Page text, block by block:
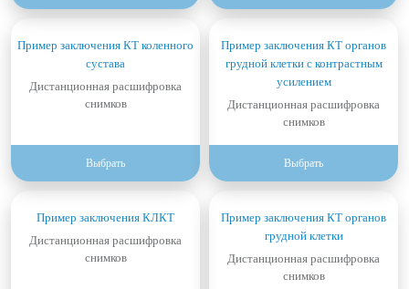
Пример заключения КТ коленного
сустава
Дистанционная расшифровка
снимков
Выбрать
Пример заключения КТ органов
грудной клетки с контрастным
усилением
Дистанционная расшифровка
снимков
Выбрать
Пример заключения КЛКТ
Дистанционная расшифровка
снимков
Пример заключения КТ органов
грудной клетки
Дистанционная расшифровка
снимков